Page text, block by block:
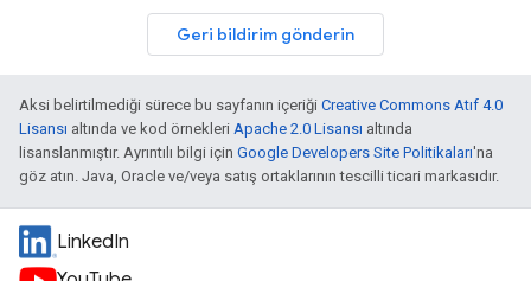
Geri bildirim gönderin
Aksi belirtilmediği sürece bu sayfanın içeriği Creative Commons Atıf 4.0
Lisansı altında ve kod örnekleri Apache 2.0 Lisansı altında
lisanslanmıştır. Ayrıntılı bilgi için Google Developers Site Politikaları'na
göz atın. Java, Oracle ve/veya satış ortaklarının tescilli ticari markasıdır.
LinkedIn